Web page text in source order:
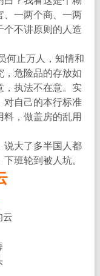
、一两个商、一两
不讲原则的人造
何止万人，知情和
，危险品的存放如
，执法不在意。实
对自己的本行标准
， 做盖房的乱用
说大了多半国人都
班轮到被人坑。
云